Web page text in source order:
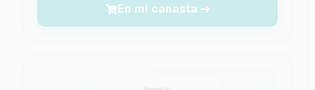
En mi canasta